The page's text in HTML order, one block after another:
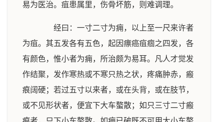
易为医治。疽患属里，伤骨坏筋，则难调理。
经曰：一寸二寸为痈，以上至一尺来许者
为疽。其五发各有五色，起因瘭癌疽痼之四发，各
有颜色，惟小者为痈，所治颇为易耳。凡人才觉发
作结聚，发作寒热或不寒只热之状，疼痛肿赤，瘢
痕阔硬；若过五寸以来者，或在头背，或在肢节，
或不见形状者，便宜下大车螯散；如只三寸二寸瘢